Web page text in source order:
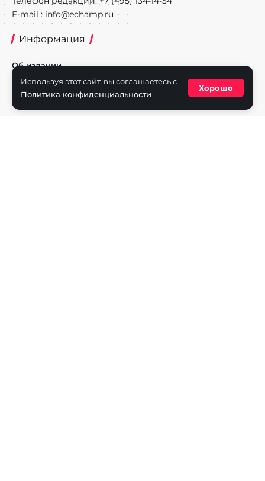
E-mail : info@echamp.ru
Информация
Об издании
Реклама на портале
Политика конфиденциальности
Используя этот сайт, вы соглашаетесь с
Политика конфиденциальности
Хорошо